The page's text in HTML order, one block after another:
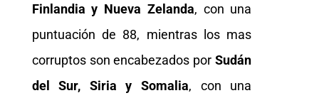
Finlandia y Nueva Zelanda, con una
puntuación de 88, mientras los mas
corruptos son encabezados porSudán
del Sur, Siria y Somalia, con una